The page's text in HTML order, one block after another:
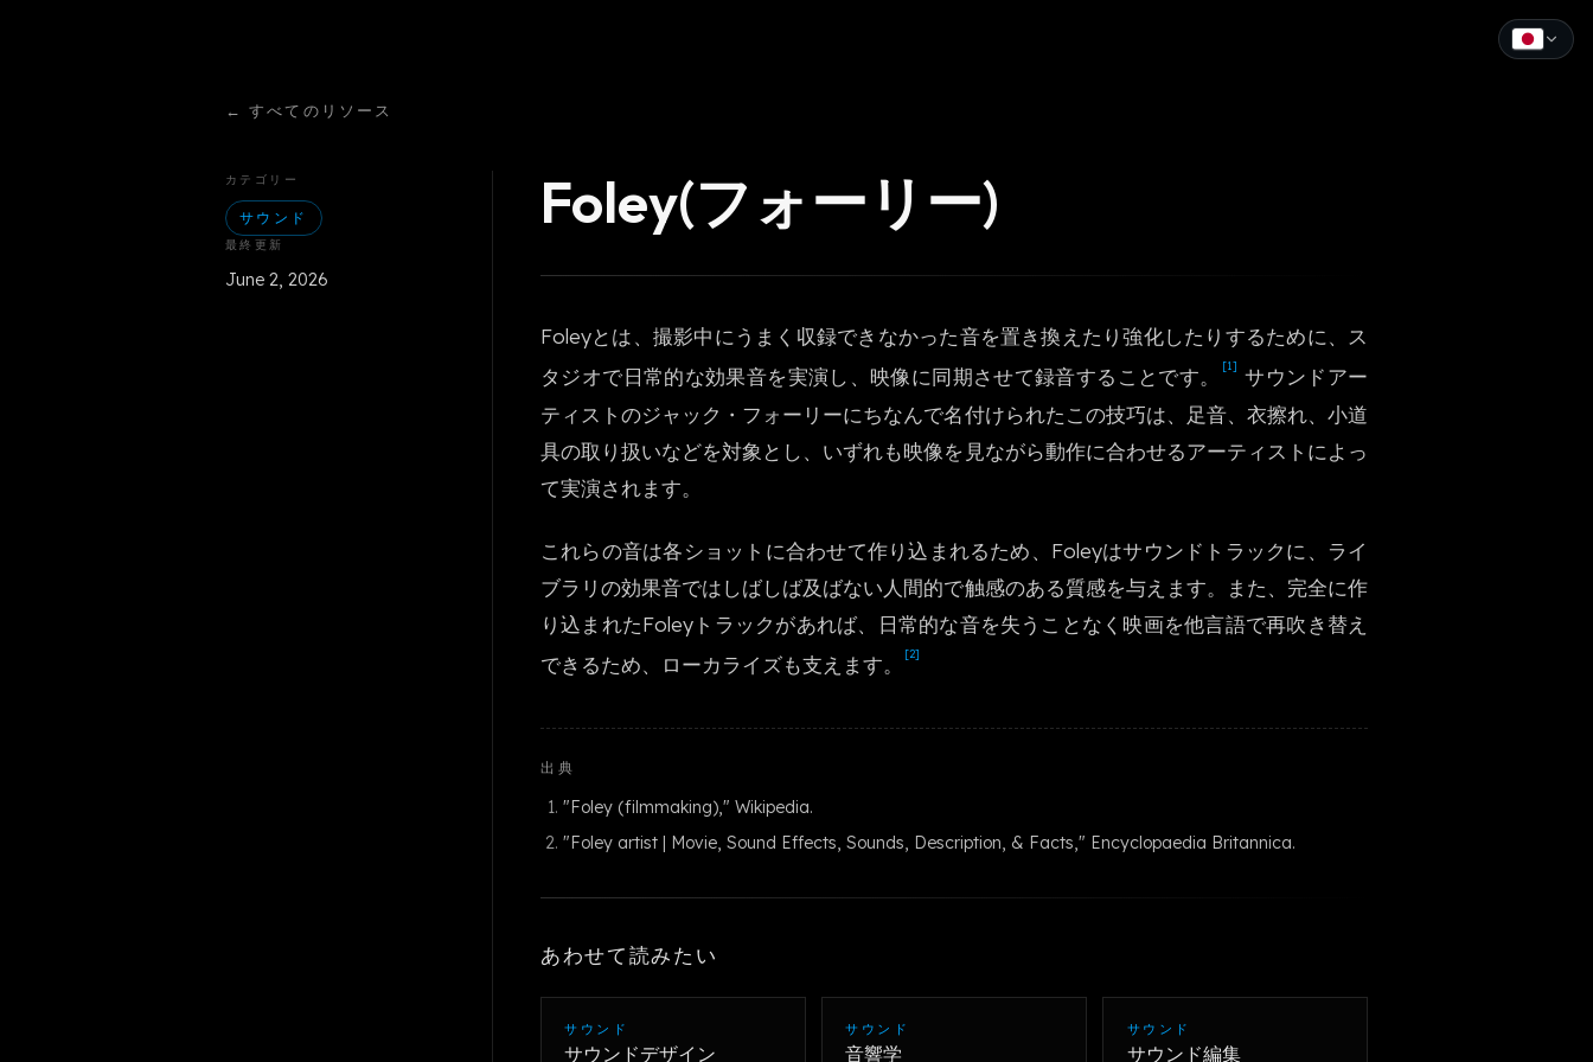
← すべてのリソース
カテゴリー
サウンド
最終更新
June 2, 2026
Foley(フォーリー)
Foleyとは、撮影中にうまく収録できなかった音を置き換えたり強化したりするために、ス
タジオで日常的な効果音を実演し、映像に同期させて録音することです。
[1] サウンドアー
ティストのジャック・フォーリーにちなんで名付けられたこの技巧は、足音、衣擦れ、小道
具の取り扱いなどを対象とし、いずれも映像を見ながら動作に合わせるアーティストによっ
て実演されます。
これらの音は各ショットに合わせて作り込まれるため、Foleyはサウンドトラックに、ライ
ブラリの効果音ではしばしば及ばない人間的で触感のある質感を与えます。また、完全に作
り込まれたFoleyトラックがあれば、日常的な音を失うことなく映画を他言語で再吹き替え
できるため、ローカライズも支えます。
[2]
出典
"Foley (filmmaking)," Wikipedia.
"Foley artist | Movie, Sound Effects, Sounds, Description, & Facts," Encyclopaedia Britannica.
あわせて読みたい
サウンド
サウンドデザイン
サウンド
音響学
サウンド
サウンド編集